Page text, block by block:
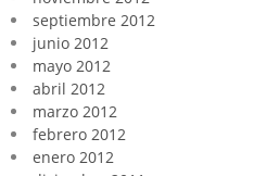
septiembre 2012
junio 2012
mayo 2012
abril 2012
marzo 2012
febrero 2012
enero 2012